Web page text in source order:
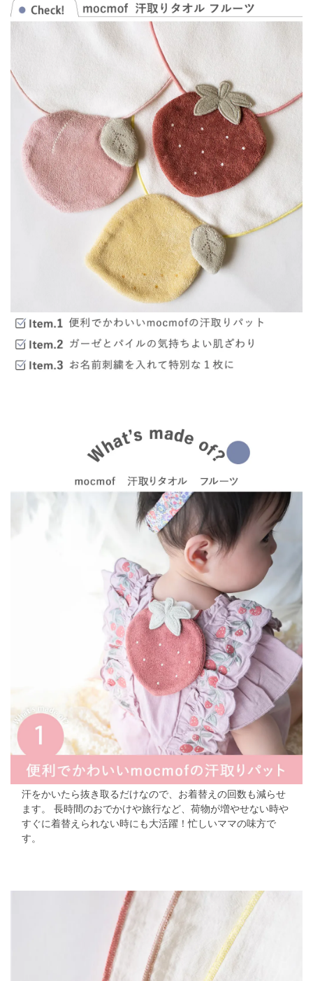
汗をかいたら抜き取るだけなので、お着替えの回数も減らせ
ます。
長時間のおでかけや旅行など、荷物が増やせない時や
すぐに着替えられない時にも大活躍！忙しいママの味方で
す。